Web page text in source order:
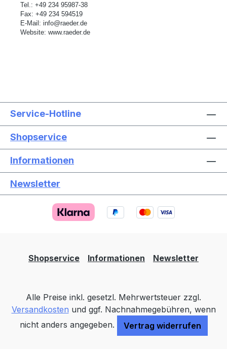
Tel.: +49 234 95987-38
Fax: +49 234 594519
E-Mail: info@raeder.de
Website: www.raeder.de
Service-Hotline
Shopservice
Informationen
Newsletter
Shopservice Informationen Newsletter
Alle Preise inkl. gesetzl. Mehrwertsteuer zzgl.
Versandkosten und ggf. Nachnahmegebühren, wenn
nicht anders angegeben.
Vertrag widerrufen
Text vergrößern
Farben invertieren Monochrom
Animationen stoppen Überschriften hervorheben
Großer Cursor Leseführung